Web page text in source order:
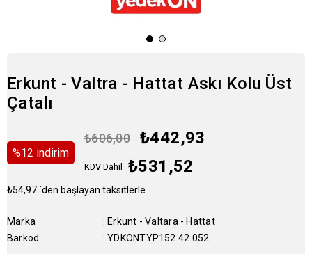
Erkunt - Valtra - Hattat Askı Kolu Üst
Çatalı
%12 i̇ndirim
₺606,00 ₺442,93
KDV Dahil ₺531,52
₺54,97`den başlayan taksitlerle
Marka : Erkunt - Valtara - Hattat
Barkod
: YDKONTYP152.42.052